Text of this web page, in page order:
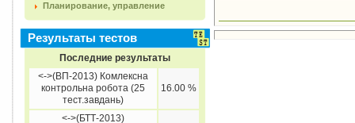
Планирование, управление
Результаты тестов
Последние результаты
<->(ВП-2013) Комлексна
контрольна робота (25
тест.завдань)
16.00 %
<->(БТТ-2013)